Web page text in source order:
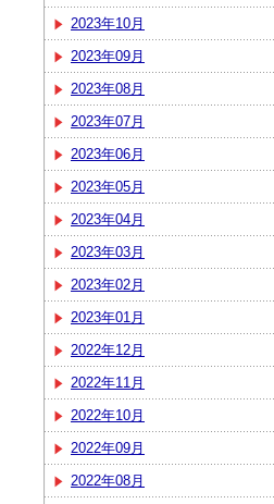
2023年10月
2023年09月
2023年08月
2023年07月
2023年06月
2023年05月
2023年04月
2023年03月
2023年02月
2023年01月
2022年12月
2022年11月
2022年10月
2022年09月
2022年08月